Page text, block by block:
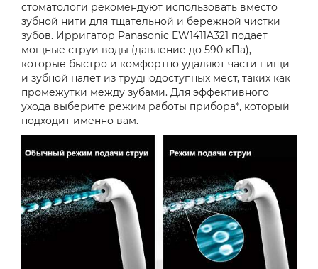
стоматологи рекомендуют использовать вместо
зубной нити для тщательной и бережной чистки
зубов. Ирригатор Panasonic EW1411A321 подает
мощные струи воды (давление до 590 кПа),
которые быстро и комфортно удаляют части пищи
и зубной налет из труднодоступных мест, таких как
промежутки между зубами. Для эффективного
ухода выберите режим работы прибора*, который
подходит именно вам.